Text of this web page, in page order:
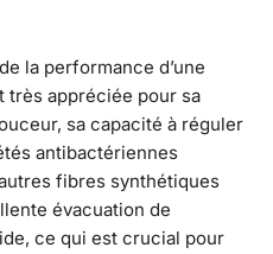
la performance d’une
très appréciée pour sa
sa capacité à réguler
antibactériennes
fibres synthétiques
évacuation de
ce qui est crucial pour